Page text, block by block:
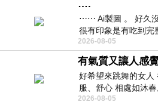
….
⋯⋯ Ai製圖 。 好久
很有印象是有吃到完
桑椹汁。 現在是連喝
2026-08-05
有氣質又讓人感
好希望來跳舞的女人
服、舒心 相處如沐
哪個位子 妳老幾？？
2026-08-05